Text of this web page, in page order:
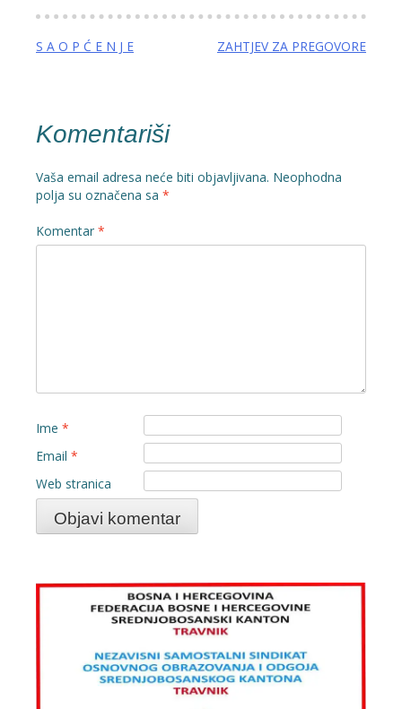
Navigacija
S A O P Ć E N J E ZAHTJEV ZA PREGOVORE
Komentariši
Vaša email adresa neće biti objavljivana. Neophodna
polja su označena sa *
Komentar *
Ime *
Email *
Web stranica